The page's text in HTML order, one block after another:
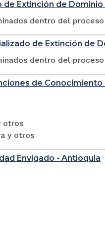
Extinción de
dentro del
de Extinción de
dentro del
de Conocimiento
otros
y otros
Envigado - Antioquia